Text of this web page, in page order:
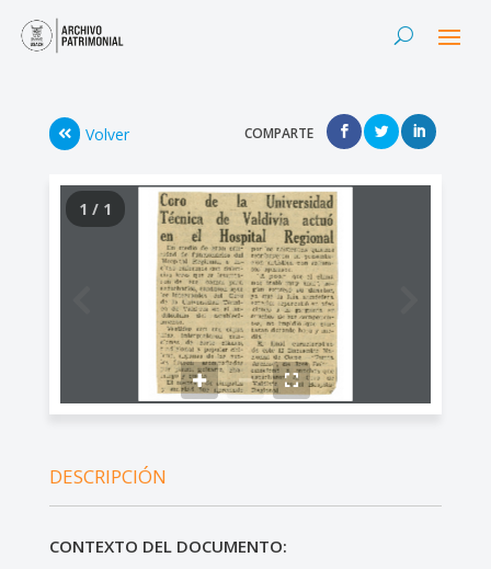
Volver COMPARTE
1 / 1
DESCRIPCIÓN
CONTEXTO DEL DOCUMENTO: